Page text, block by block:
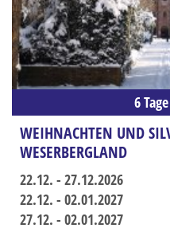
Weihnachts-
6
WEIHNACHTEN UND
WESERBERGLAND
22.12. - 27.12.2026
22.12. - 02.01.2027
27.12. - 02.01.2027